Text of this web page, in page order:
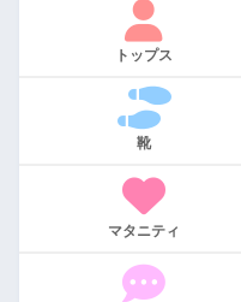
トップス
靴
マタニティ